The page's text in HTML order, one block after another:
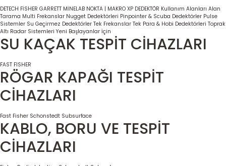
DETECH FİSHER GARRETT MİNELAB NOKTA | MAKRO XP DEDEKTÖR Kullanım Alanları Alan
Tarama Multi Frekanslar Nugget Dedektörleri Pinpointer & Scuba Dedektörler Pulse
Sistemler Su Geçirmez Dedektörler Tek Frekanslar Tek Para & Hobi Dedektörleri Toprak
Altı Radar Sistemleri Yeni Başlayanlar İçin
SU KAÇAK TESPİT CİHAZLARI
FAST FISHER
RÖGAR KAPAĞI TESPİT
CİHAZLARI
Fast Fisher Schonstedt Subsurface
KABLO, BORU VE TESPİT
CİHAZLARI